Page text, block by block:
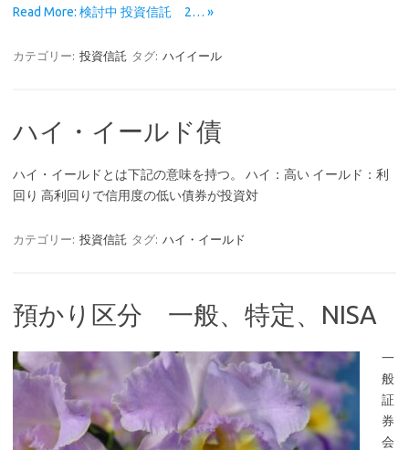
Read More: 検討中 投資信託 2… »
カテゴリー: 投資信託 タグ: ハイイール
ハイ・イールド債
ハイ・イールドとは下記の意味を持つ。 ハイ：高い イールド：利
回り 高利回りで信用度の低い債券が投資対
カテゴリー: 投資信託 タグ: ハイ・イールド
預かり区分 一般、特定、NISA
一
般
証
券
会